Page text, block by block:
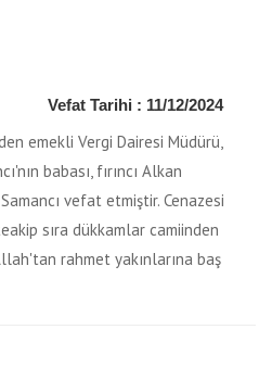
Vefat Tarihi : 11/12/2024
emekli Vergi Dairesi Müdürü,
babası, fırıncı Alkan
vefat etmiştir. Cenazesi
sıra dükkamlar camiinden
rahmet yakınlarına baş